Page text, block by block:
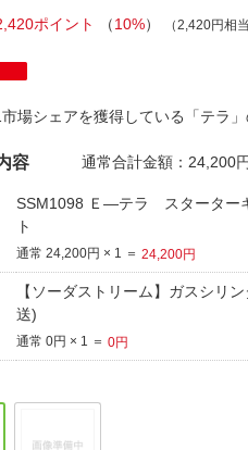
ご利用ガイド
ご利用規約
ポイント （10%） （2,420円相当
市場シェアを獲得している「テ
容 通常合計金額： 24,200円
SSM1098 Ｅ―テラ スターター
ト
通常 24,200円 × 1 ＝24,200円
【ソーダストリーム】ガスシリ
送)
通常 0円 × 1 ＝0円